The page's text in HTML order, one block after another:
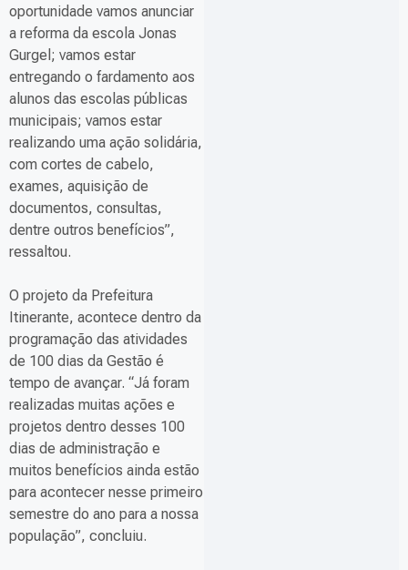
oportunidade vamos anunciar
a reforma da escola Jonas
Gurgel; vamos estar
entregando o fardamento aos
alunos das escolas públicas
municipais; vamos estar
realizando uma ação solidária,
com cortes de cabelo,
exames, aquisição de
documentos, consultas,
dentre outros benefícios”,
ressaltou.
O projeto da Prefeitura
Itinerante, acontece dentro da
programação das atividades
de 100 dias da Gestão é
tempo de avançar. “Já foram
realizadas muitas ações e
projetos dentro desses 100
dias de administração e
muitos benefícios ainda estão
para acontecer nesse primeiro
semestre do ano para a nossa
população”, concluiu.